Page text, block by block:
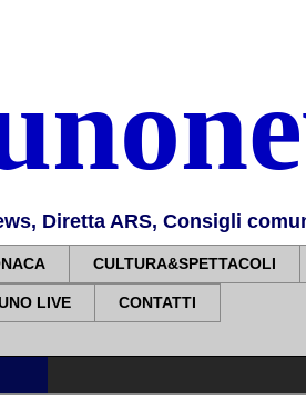
Diretta ARS, Consigli
CULTURA&SPETTACOLI
LIVE CONTATTI